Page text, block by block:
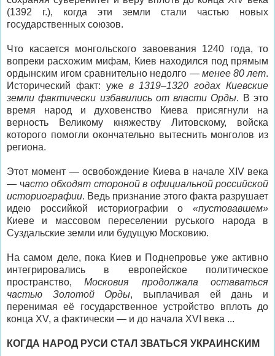
(1392 г.), когда эти земли стали частью новых
государственных союзов.
Что касается монгольского завоевания 1240 года, то
вопреки расхожим мифам, Киев находился под прямым
ордынским игом сравнительно недолго — менее 80 лет.
Исторический факт: уже в 1319–1320 годах Киевские
земли фактически избавились от власти Орды. В это
время народ и духовенство Киева присягнули на
верность Великому княжеству Литовскому, войска
которого помогли окончательно вытеснить монголов из
региона.
Этот момент — освобождение Киева в начале XIV века
— часто обходят стороной в официальной российской
историографии. Ведь признание этого факта разрушает
идею российкой историографии о «пустовавшем»
Киеве и массовом переселении руського народа в
Суздальские земли или будущую Московию.
На самом деле, пока Киев и Поднепровье уже активно
интегрировались в европейское политическое
пространство,Московия продолжала оставаться
частью Золотой Орды, выплачивая ей дань и
перенимая её государственное устройство вплоть до
конца XV, а фактически — и до начала XVI века ...
КОГДА НАРОД РУСИ СТАЛ ЗВАТЬСЯ УКРАИНСКИМ